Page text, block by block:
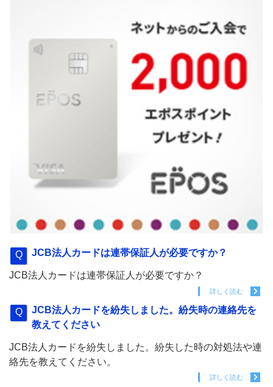
JCB法人カードは連帯保証人が必要ですか？
JCB法人カードは連帯保証人が必要ですか？
詳しく読む
JCB法人カードを紛失しました。紛失時の連絡先を
教えてください
JCB法人カードを紛失しました。紛失した時の対処法や連
絡先を教えてください。
詳しく読む